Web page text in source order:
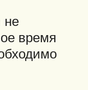
не
время